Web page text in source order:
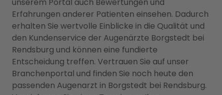
Erfahrungen anderer Patienten einsehen. Dadurch
erhalten Sie wertvolle Einblicke in die Qualität und
den Kundenservice der Augenärzte Borgstedt bei
Rendsburg und können eine fundierte
Entscheidung treffen. Vertrauen Sie auf unser
Branchenportal und finden Sie noch heute den
passenden Augenarzt in Borgstedt bei Rendsburg.